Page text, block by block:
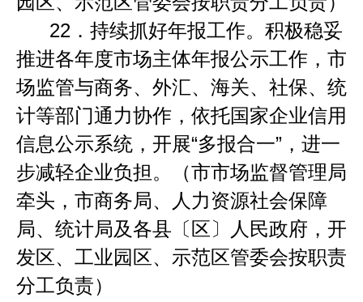
22． 持续抓好年报工作。积极稳妥
推进各年度市场主体年报公示工作，市
场监管与商务、外汇、海关、社保、统
计等部门通力协作，依托国家企业信用
信息公示系统，开展“多报合一” ，进一
步减轻企业负担。（市市场监督管理局
牵头，市商务局、人力资源社会保障
局、统计局及各县〔区〕人民政府，开
发区、工业园区、示范区管委会按职责
分工负责）